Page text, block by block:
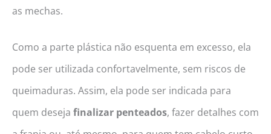
as mechas.
Como a parte plástica não esquenta em excesso, ela
pode ser utilizada confortavelmente, sem riscos de
queimaduras. Assim, ela pode ser indicada para
quem deseja finalizar penteados, fazer detalhes com